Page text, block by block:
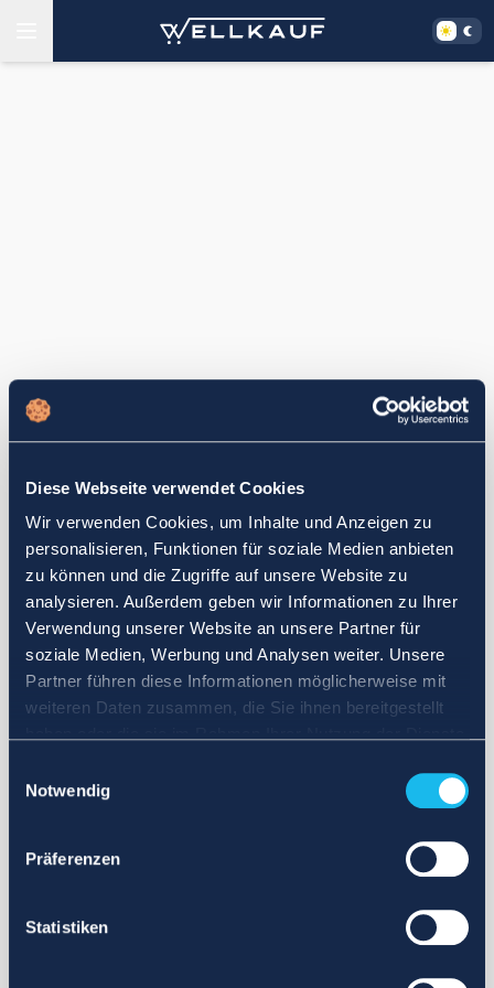
Diese Webseite verwendet Cookies
Wir verwenden Cookies, um Inhalte und Anzeigen zu
personalisieren, Funktionen für soziale Medien anbieten
zu können und die Zugriffe auf unsere Website zu
analysieren. Außerdem geben wir Informationen zu Ihrer
Verwendung unserer Website an unsere Partner für
soziale Medien, Werbung und Analysen weiter. Unsere
Partner führen diese Informationen möglicherweise mit
weiteren Daten zusammen, die Sie ihnen bereitgestellt
Notwendig
Präferenzen
Statistiken